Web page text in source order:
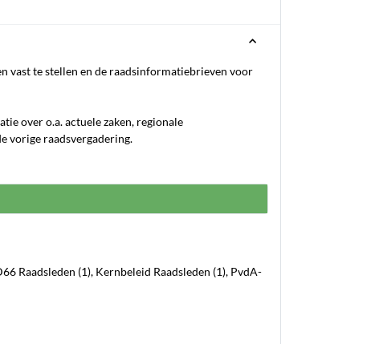
vast te stellen en de raadsinformatiebrieven voor
over o.a. actuele zaken, regionale
vorige raadsvergadering.
Raadsleden (1), Kernbeleid Raadsleden (1), PvdA-